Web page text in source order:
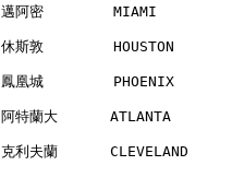
邁阿密        MIAMI
休斯敦        HOUSTON
鳳凰城        PHOENIX
阿特蘭大      ATLANTA
克利夫蘭